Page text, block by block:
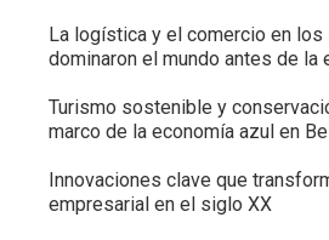
La logística y el comercio en
dominaron el mundo antes de la
Turismo sostenible y
marco de la economía azul en
Innovaciones clave que
empresarial en el siglo XX